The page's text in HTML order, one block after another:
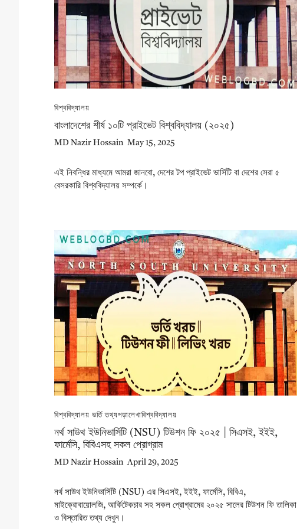
বিশ্ববিদ্যালয়
বাংলাদেশের শীর্ষ ১০টি প্রাইভেট বিশ্ববিদ্যালয় (২০২৫)
MD Nazir Hossain May 15, 2025
এই নিবন্ধির মাধ্যমে আমরা জানবো, দেশের টপ প্রাইভেট ভার্সিটি বা দেশের সেরা ৫
বেসরকারি বিশ্ববিদ্যালয় সম্পর্কে।
বিশ্ববিদ্যালয় ভর্তি তথ্যপড়ালেখাবিশ্ববিদ্যালয়
নর্থ সাউথ ইউনিভার্সিটি (NSU) টিউশন ফি ২০২৫ | সিএসই, ইইই,
ফার্মেসি, বিবিএসহ সকল প্রোগ্রাম
MD Nazir Hossain April 29, 2025
নর্থ সাউথ ইউনিভার্সিটি (NSU) এর সিএসই, ইইই, ফার্মেসি, বিবিএ,
মাইক্রোবায়োলজি, আর্কিটেকচার সহ সকল প্রোগ্রামের ২০২৫ সালের টিউশন ফি তালিকা
ও বিস্তারিত তথ্য দেখুন।